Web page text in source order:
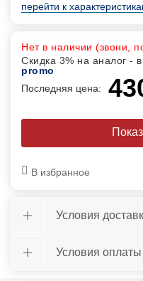
перейти к
Нет в наличии (звони,
Скидка 3% на аналог -
promo
Последняя цена:
В избранное
Условия
Условия оплаты